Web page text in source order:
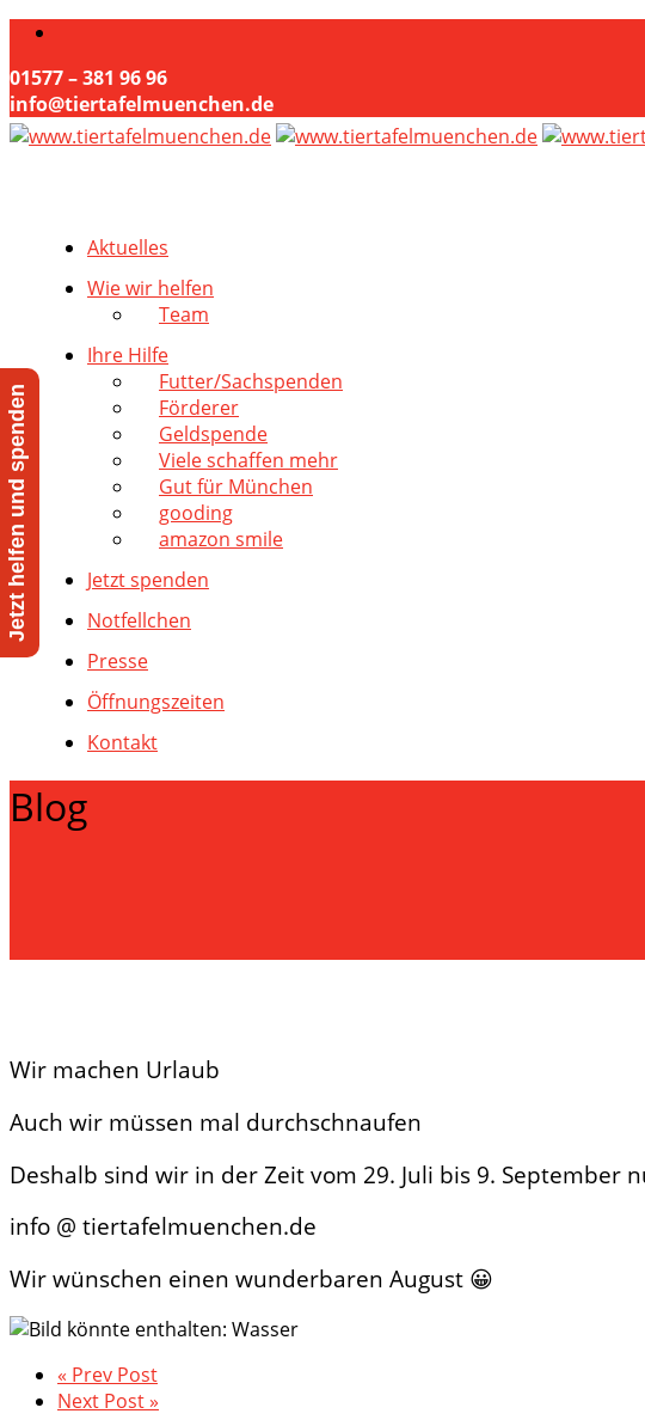
01577 – 381 96 96
info@tiertafelmuenchen.de
Aktuelles
Wie wir helfen
Team
Ihre Hilfe
Futter/Sachspenden
Förderer
Geldspende
Viele schaffen mehr
Gut für München
gooding
amazon smile
Jetzt spenden
Notfellchen
Presse
Öffnungszeiten
Kontakt
Blog
Wir machen Urlaub
Auch wir müssen mal durchschnaufen
Deshalb sind wir in der Zeit vom 29. Juli bis 9. September
info @ tiertafelmuenchen.de
Wir wünschen einen wunderbaren August 😀
« Prev Post
Next Post »
Jetzt helfen und spenden